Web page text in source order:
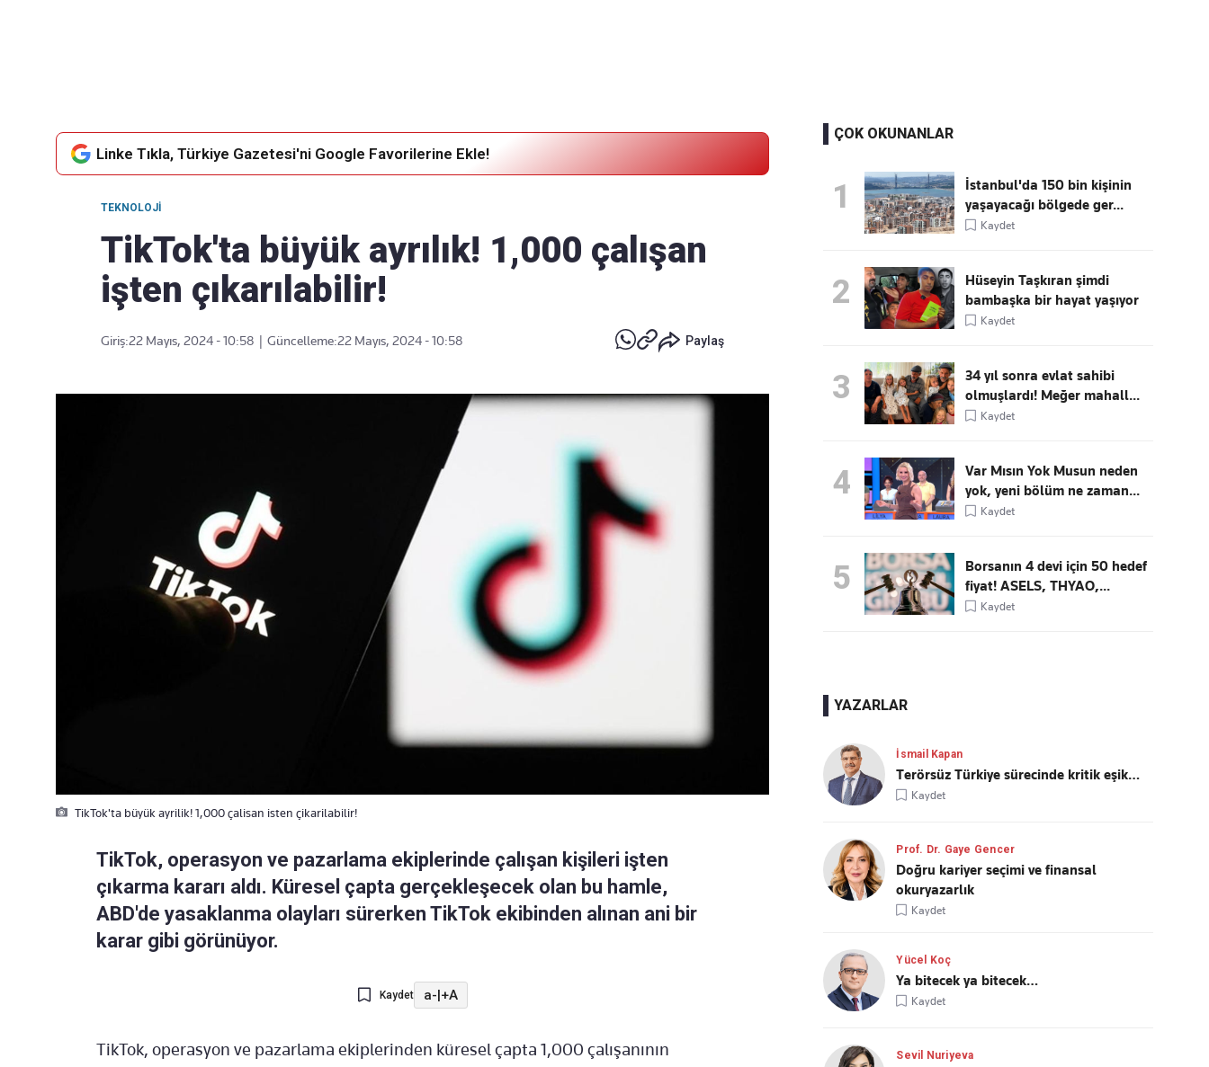
Linke Tıkla, Türkiye Gazetesi'ni Google Favorilerine Ekle!
TEKNOLOJI
TikTok'ta büyük ayrılık! 1,000 çalışan
işten çıkarılabilir!
Giriş:22 Mayıs, 2024 - 10:58 Güncelleme:22 Mayıs, 2024 - 10:58 Paylaş
TikTok'ta büyük ayrilik! 1,000 çalisan isten çikarilabilir!
TikTok, operasyon ve pazarlama ekiplerinde çalışan kişileri işten
çıkarma kararı aldı. Küresel çapta gerçekleşecek olan bu hamle,
ABD'de yasaklanma olayları sürerken TikTok ekibinden alınan ani bir
karar gibi görünüyor.
Kaydet a-|+A
TikTok, operasyon ve pazarlama ekiplerinden küresel çapta 1,000 çalışanının
ÇOK OKUNANLAR
1
İstanbul'da 150 bin kişinin
yaşayacağı bölgede ger...
Kaydet
2
Hüseyin Taşkıran şimdi
bambaşka bir hayat yaşıyor
Kaydet
3
34 yıl sonra evlat sahibi
olmuşlardı! Meğer mahall...
Kaydet
4
Var Mısın Yok Musun neden
yok, yeni bölüm ne zaman...
Kaydet
5
Borsanın 4 devi için 50 hedef
fiyat! ASELS, THYAO,...
Kaydet
YAZARLAR
İsmail Kapan
Terörsüz Türkiye sürecinde kritik eşik…
Kaydet
Prof. Dr. Gaye Gencer
Doğru kariyer seçimi ve finansal
okuryazarlık
Kaydet
Yücel Koç
Ya bitecek ya bitecek…
Kaydet
Sevil Nuriyeva